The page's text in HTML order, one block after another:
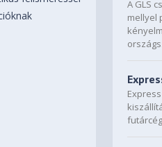
A GLS
mellyel